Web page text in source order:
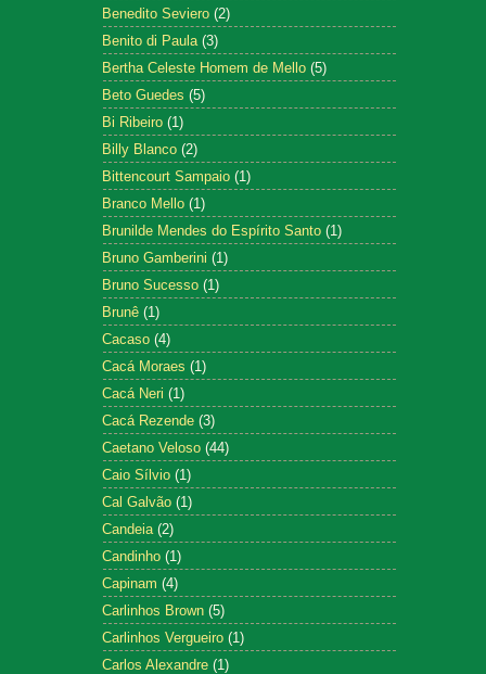
Benedito Seviero (2)
Benito di Paula (3)
Bertha Celeste Homem de Mello (5)
Beto Guedes (5)
Bi Ribeiro (1)
Billy Blanco (2)
Bittencourt Sampaio (1)
Branco Mello (1)
Brunilde Mendes do Espírito Santo (1)
Bruno Gamberini (1)
Bruno Sucesso (1)
Brunê (1)
Cacaso (4)
Cacá Moraes (1)
Cacá Neri (1)
Cacá Rezende (3)
Caetano Veloso (44)
Caio Sílvio (1)
Cal Galvão (1)
Candeia (2)
Candinho (1)
Capinam (4)
Carlinhos Brown (5)
Carlinhos Vergueiro (1)
Carlos Alexandre (1)